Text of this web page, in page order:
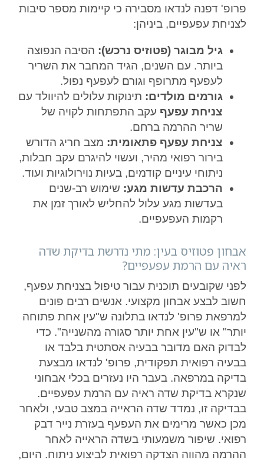
פרופ' דפנה לנדאו מסבירה כי קיימות מספר סיבות
לצניחת עפעפיים, ביניהן:
גיל מבוגר (פטוזיס נרכש): הסיבה הנפוצה
ביותר. עם השנים, הגיד המחבר את השריר
לעפעף מתרופף וגורם לעפעף נפול.
גורמים מולדים: תינוקות עלולים להיוולד עם
צניחת עפעף עקב התפתחות לקויה של
שריר ההרמה ברחם.
צניחת עפעף פתאומית: מצב חריג הדורש
בירור רפואי מהיר, ועשוי להיגרם עקב חבלות,
ניתוחי עיניים קודמים, בעיות נוירולוגיות ועוד.
הרכבת עדשות מגע: שימוש רב-שנים
בעדשות מגע עלול להחליש לאורך זמן את
רקמות העפעפיים.
אבחון פטוזיס בעין: מתי נדרשת בדיקת שדה
ראיה עם הרמת עפעפיים?
לפני שקובעים תוכנית עבור טיפול בצניחת עפעף,
חשוב לבצע אבחון מקצועי. אנשים רבים פונים
למרפאת פרופ' לנדאו בתלונה ש"עין אחת פתוחה
יותר" או ש"עין אחת יותר סגורה מהשנייה". כדי
לבדוק האם מדובר בבעיה אסתטית בלבד או
בבעיה רפואית תפקודית, פרופ' לנדאו מבצעת
בדיקה במרפאה. בעבר היו נעזרים בכלי אבחוני
שנקרא בדיקת שדה ראיה עם הרמת עפעפיים.
בבדיקה זו, נמדד שדה הראייה במצב טבעי, ולאחר
מכן כאשר מרימים את העפעף בעזרת נייר דבק
רפואי. שיפור משמעותי בשדה הראייה לאחר
ההרמה מהווה הצדקה רפואית לביצוע ניתוח. היום,